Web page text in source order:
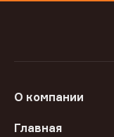
О компании
Главная